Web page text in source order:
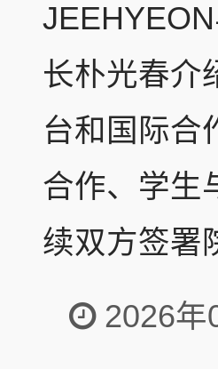
长朴光春介
台和国际合
合作、学生
续双方签署
2026年